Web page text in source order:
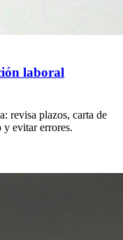
laboral
revisa plazos, carta de
evitar errores.